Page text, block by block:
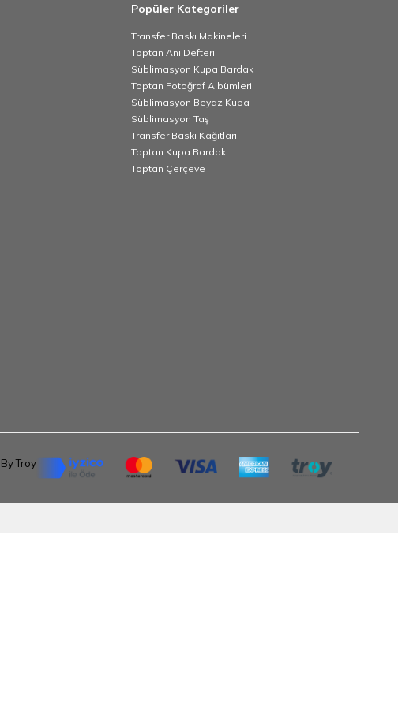
Popüler Kategoriler
Transfer Baskı Makineleri
Toptan Anı Defteri
Süblimasyon Kupa Bardak
Toptan Fotoğraf Albümleri
Süblimasyon Beyaz Kupa
Süblimasyon Taş
Transfer Baskı Kağıtları
Toptan Kupa Bardak
Toptan Çerçeve